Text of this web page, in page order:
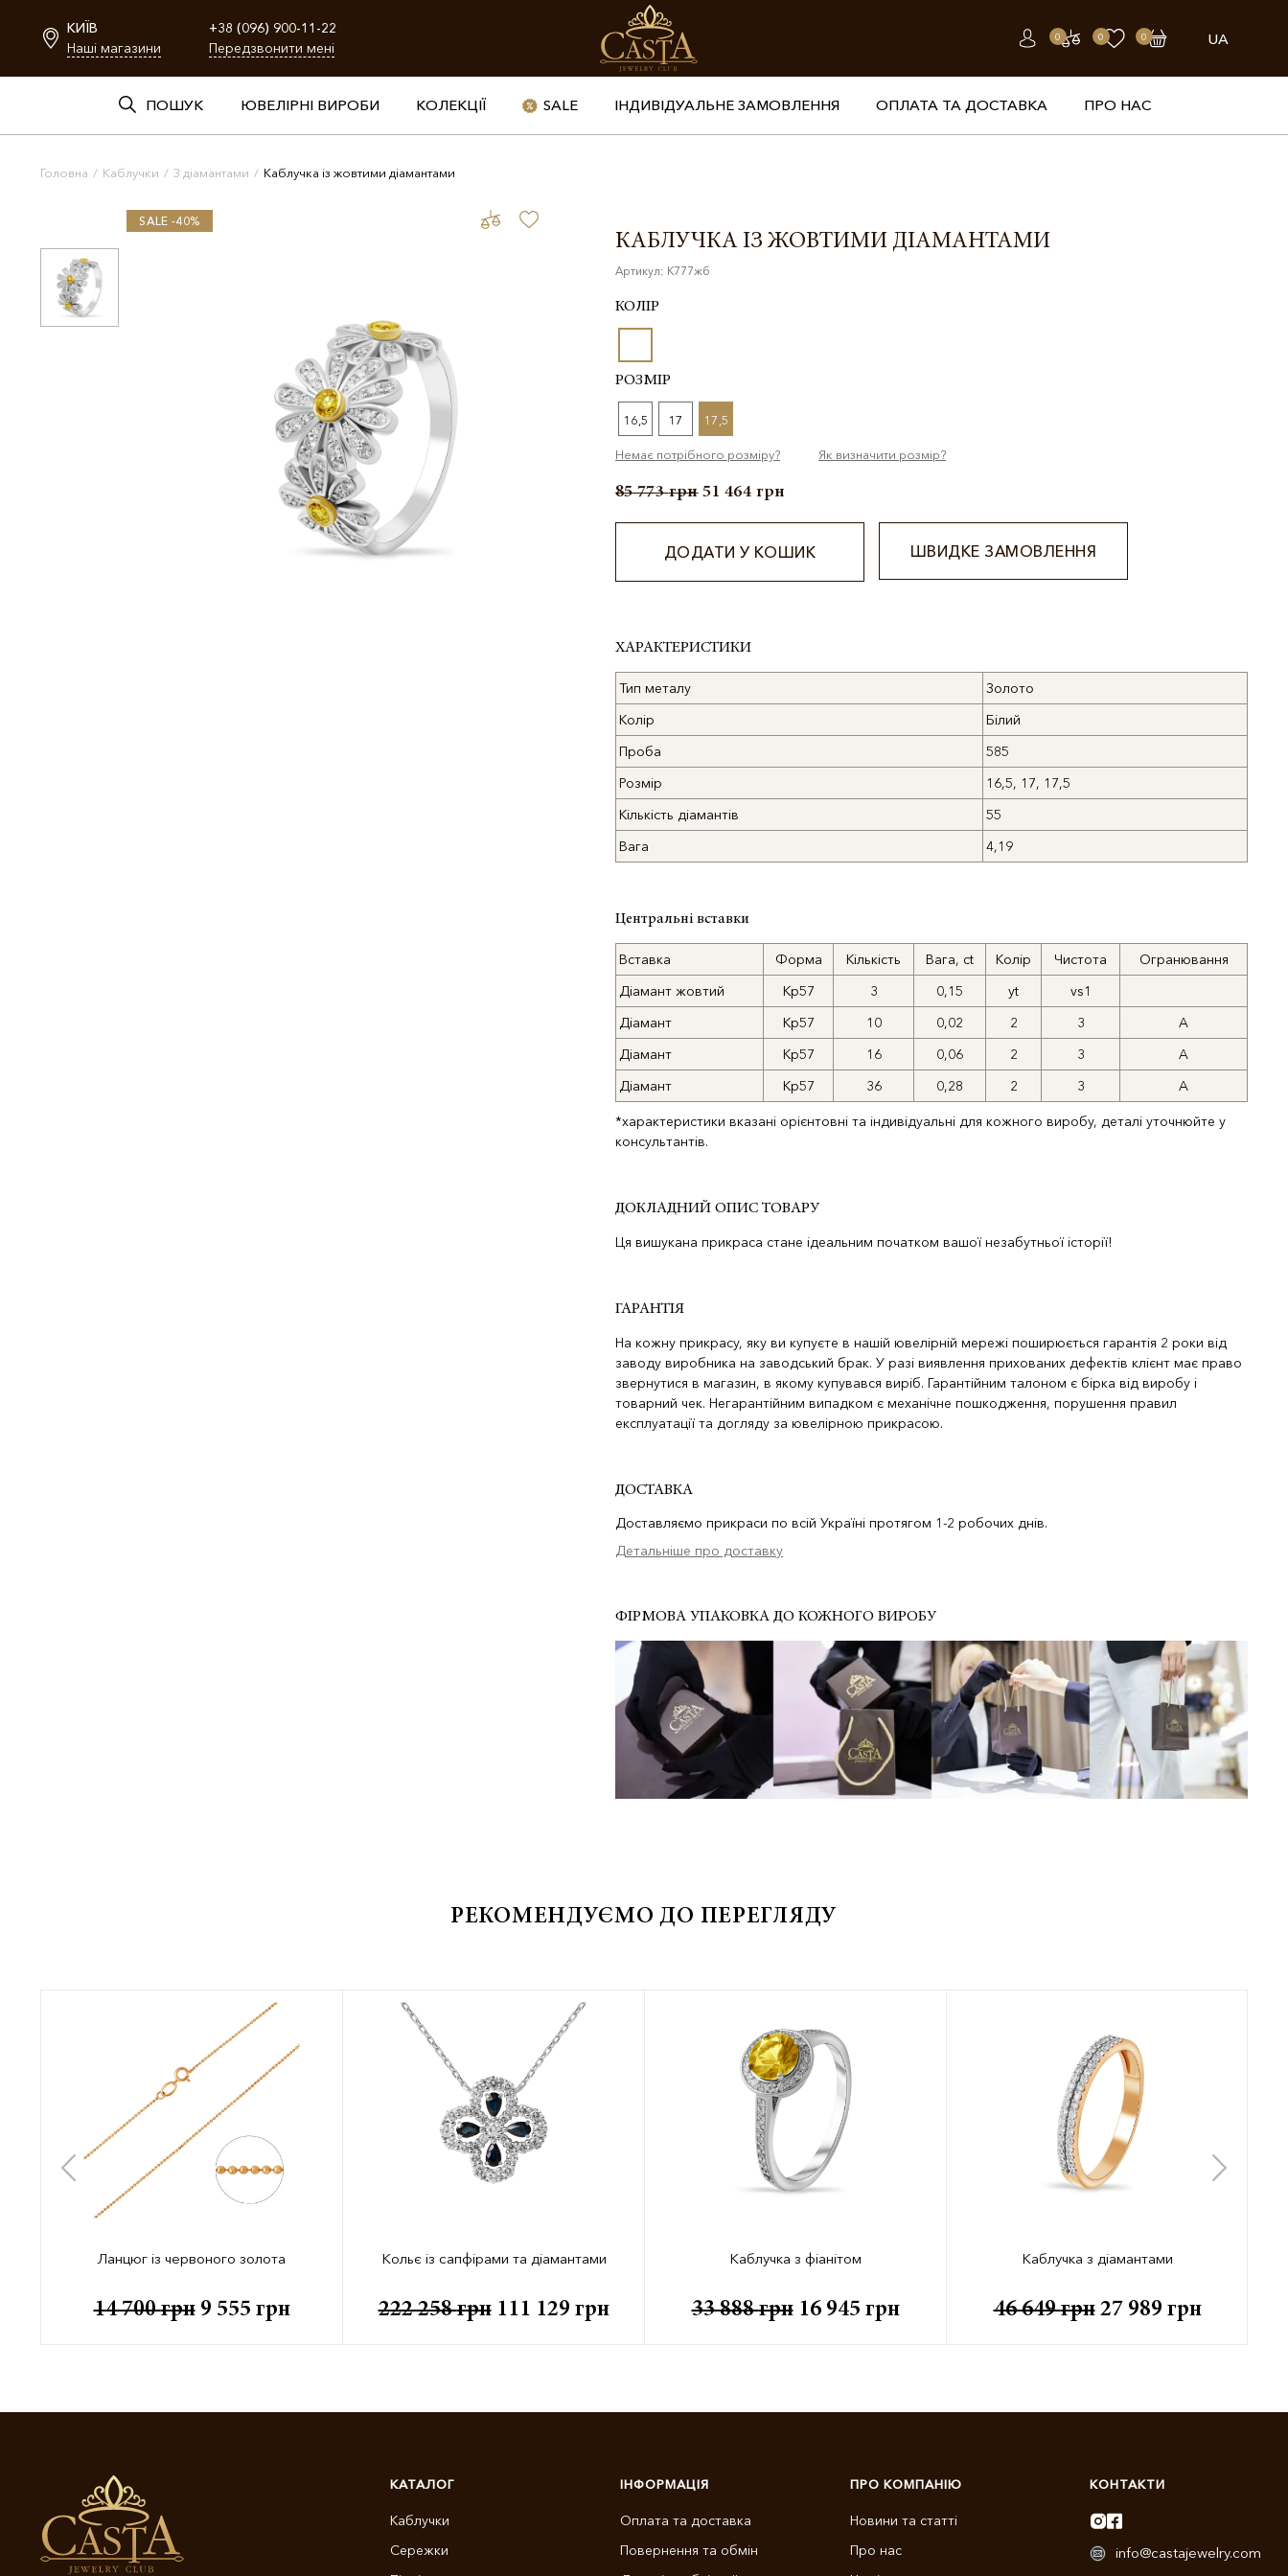
КИЇВ
Наші магазини
+38 (096) 900-11-22
Передзвонити мені
0 0 0 UA
ПОШУК ЮВЕЛІРНІ ВИРОБИ КОЛЕКЦІЇ SALE ІНДИВІДУАЛЬНЕ ЗАМОВЛЕННЯ ОПЛАТА ТА ДОСТАВКА ПРО НАС
Головна / Каблучки / З діамантами / Каблучка із жовтими діамантами
SALE -40%
КАБЛУЧКА ІЗ ЖОВТИМИ ДІАМАНТАМИ
Артикул: К777жб
КОЛІР
РОЗМІР
16,5 17 17,5
Немає потрібного розміру? Як визначити розмір?
85 773грн 51 464 грн
ДОДАТИ У КОШИК ШВИДКЕ ЗАМОВЛЕННЯ
ХАРАКТЕРИСТИКИ
Тип металу
Золото
Колір
Білий
Проба
585
Розмір
16,5, 17, 17,5
Кількість діамантів
55
Вага
4,19
Центральні вставки
Вставка Форма Кількість Вага, ct Колір Чистота
Огранювання
Діамант жовтий
Кр57 3 0,15 yt
vs1
Діамант
Кр57 10 0,02 2 3
A
Діамант
Кр57 16 0,06 2 3
A
Діамант
Кр57 36 0,28 2 3 A
*характеристики вказані орієнтовні та індивідуальні для кожного виробу, деталі уточнюйте у
консультантів.
ДОКЛАДНИЙ ОПИС ТОВАРУ
Ця вишукана прикраса стане ідеальним початком вашої незабутньої історії!
ГАРАНТІЯ
На кожну прикрасу, яку ви купуєте в нашій ювелірній мережі поширюється гарантія 2 роки від
заводу виробника на заводський брак. У разі виявлення прихованих дефектів клієнт має право
звернутися в магазин, в якому купувався виріб. Гарантійним талоном є бірка від виробу і
товарний чек. Негарантійним випадком є механічне пошкодження, порушення правил
експлуатації та догляду за ювелірною прикрасою.
ДОСТАВКА
Доставляємо прикраси по всій Україні протягом 1-2 робочих днів.
Детальніше про доставку
ФІРМОВА УПАКОВКА ДО КОЖНОГО ВИРОБУ
РЕКОМЕНДУЄМО ДО ПЕРЕГЛЯДУ
Ланцюг із червоного золота
14 700грн 9 555 грн
Кольє із сапфірами та діамантами
222 258грн 111 129 грн
Каблучка з фіанітом
33 888грн 16 945 грн
Каблучка з діамантами
46 649грн 27 989 грн
КАТАЛОГ
Каблучки
Сережки
ІНФОРМАЦІЯ
Оплата та доставка
Повернення та обмін
ПРО КОМПАНІЮ
Новини та статті
Про нас
КОНТАКТИ
info@castajewelry.com